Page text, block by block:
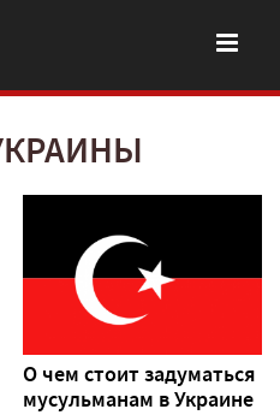
О чем стоит задуматься
мусульманам в Украине